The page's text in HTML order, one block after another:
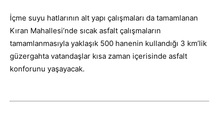
İçme suyu hatlarının alt yapı çalışmaları da tamamlanan
Kıran Mahallesi’nde sıcak asfalt çalışmaların
tamamlanmasıyla yaklaşık 500 hanenin kullandığı 3 km’lik
güzergahta vatandaşlar kısa zaman içerisinde asfalt
konforunu yaşayacak.